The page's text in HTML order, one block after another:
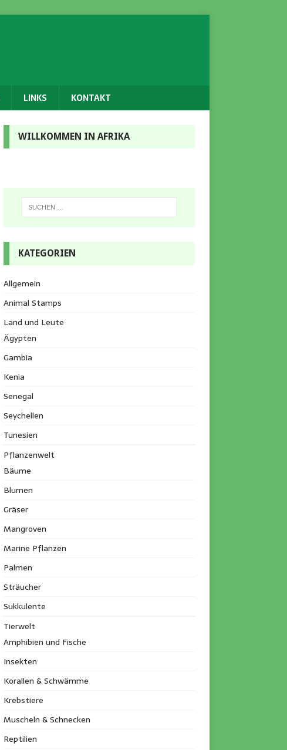
LINKS KONTAKT
WILLKOMMEN IN AFRIKA
KATEGORIEN
Allgemein
Animal Stamps
Land und Leute
Ägypten
Gambia
Kenia
Senegal
Seychellen
Tunesien
Pflanzenwelt
Bäume
Blumen
Gräser
Mangroven
Marine Pflanzen
Palmen
Sträucher
Sukkulente
Tierwelt
Amphibien und Fische
Insekten
Korallen & Schwämme
Krebstiere
Muscheln & Schnecken
Reptilien